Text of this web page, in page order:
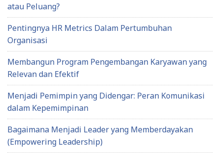
atau Peluang?
Pentingnya HR Metrics Dalam Pertumbuhan
Organisasi
Membangun Program Pengembangan Karyawan yang
Relevan dan Efektif
Menjadi Pemimpin yang Didengar: Peran Komunikasi
dalam Kepemimpinan
Bagaimana Menjadi Leader yang Memberdayakan
(Empowering Leadership)